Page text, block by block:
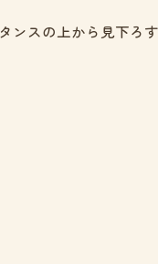
タンスの上から見下ろ